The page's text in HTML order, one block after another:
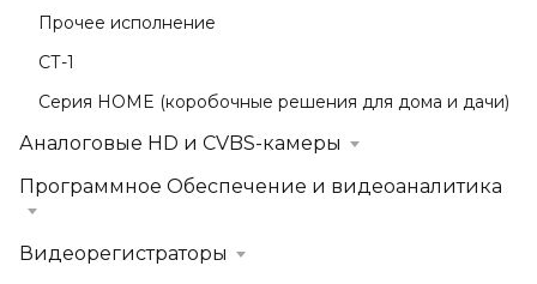
Прочее исполнение
СТ-1
Серия HOME (коробочные решения для дома и дачи)
Аналоговые HD и CVBS-камеры
Программное Обеспечение и видеоаналитика
Видеорегистраторы